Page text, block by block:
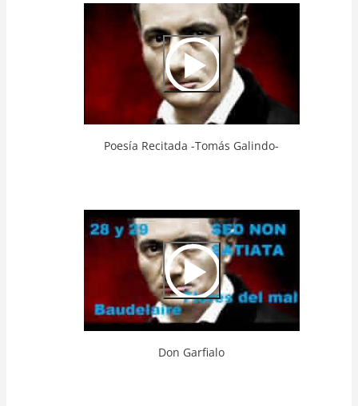
Video
Url
Poesía Recitada -Tomás Galindo-
Video
Url
Don Garfialo